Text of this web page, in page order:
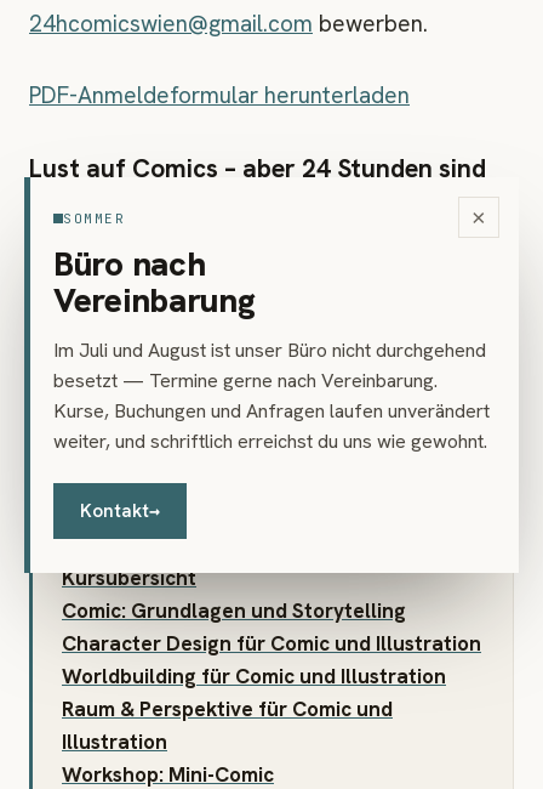
×
SOMMER
Büro nach
Vereinbarung
Im Juli und August ist unser Büro nicht durchgehend
besetzt — Termine gerne nach Vereinbarung.
Kurse, Buchungen und Anfragen laufen unverändert
weiter, und schriftlich erreichst du uns wie gewohnt.
Kontakt→
24hcomicswien@gmail.com bewerben.
PDF-Anmeldeformular herunterladen
Lust auf Comics – aber 24 Stunden sind
Unsere regulären Kurse geben dir das
Fundament: Charakterentwicklung,
Worldbuilding, Perspektive, Storytelling – in
deinem eigenen Tempo.
Design
Illustration & Visuelles Erzählen –
Kursübersicht
Comic: Grundlagen und Storytelling
Character Design für Comic und Illustration
Worldbuilding für Comic und Illustration
Raum & Perspektive für Comic und
Illustration
Workshop: Mini-Comic